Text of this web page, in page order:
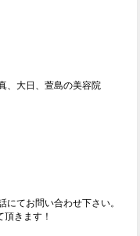
、大日、萱島の美容院
てお問い合わせ下さい。
きます！